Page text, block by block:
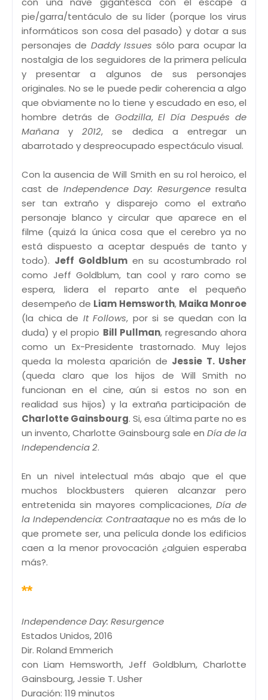
pie/garra/tentáculo de su líder (porque los virus
informáticos son cosa del pasado) y dotar a sus
personajes de Daddy Issues sólo para ocupar la
nostalgia de los seguidores de la primera película
y presentar a algunos de sus personajes
originales. No se le puede pedir coherencia a algo
que obviamente no lo tiene y escudado en eso, el
hombre detrás de Godzilla,El Día Después de
Mañana y2012, se dedica a entregar un
abarrotado y despreocupado espectáculo visual.
Con la ausencia de Will Smith en su rol heroico, el
cast de Independence Day: Resurgence resulta
ser tan extraño y disparejo como el extraño
personaje blanco y circular que aparece en el
filme (quizá la única cosa que el cerebro ya no
está dispuesto a aceptar después de tanto y
todo). Jeff Goldblum en su acostumbrado rol
como Jeff Goldblum, tan cool y raro como se
espera, lidera el reparto ante el pequeño
desempeño de Liam Hemsworth, Maika Monroe
(la chica de It Follows, por si se quedan con la
duda) y el propio Bill Pullman, regresando ahora
como un Ex-Presidente trastornado. Muy lejos
queda la molesta aparición de Jessie T. Usher
(queda claro que los hijos de Will Smith no
funcionan en el cine, aún si estos no son en
realidad sus hijos) y la extraña participación de
Charlotte Gainsbourg. Si, esa última parte no es
un invento, Charlotte Gainsbourg sale en Día de la
Independencia 2.
En un nivel intelectual más abajo que el que
muchos blockbusters quieren alcanzar pero
entretenida sin mayores complicaciones, Día de
la Independencia: Contraataque no es más de lo
que promete ser, una película donde los edificios
caen a la menor provocación ¿alguien esperaba
más?.
**
Independence Day: Resurgence
Estados Unidos, 2016
Dir. Roland Emmerich
con Liam Hemsworth, Jeff Goldblum, Charlotte
Gainsbourg, Jessie T. Usher
Duración: 119 minutos